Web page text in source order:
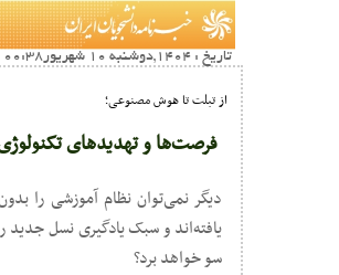
تاریخ : 1404,دوشنبه 10 شهريور00:38
از تبلت تا هوش مصنوعی؛
فرصت‌ها و تهدیدهای تکنولوژی
دیگر نمی‌توان نظام آموزشی را
یافته‌اند و سبک یادگیری نسل
سو خواهد برد؟